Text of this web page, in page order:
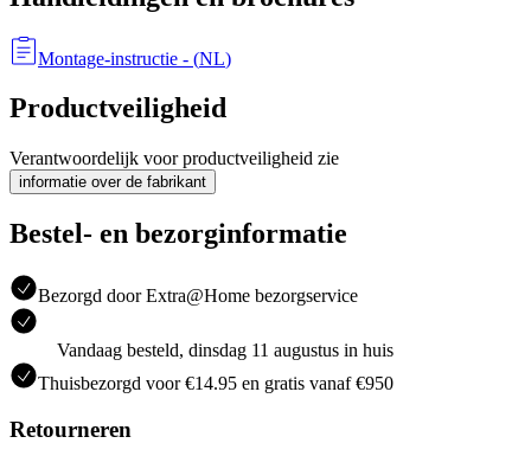
Montage-instructie - (NL)
Productveiligheid
Verantwoordelijk voor productveiligheid zie
informatie over de fabrikant
Bestel- en bezorginformatie
Bezorgd door Extra@Home bezorgservice
Vandaag besteld, dinsdag 11 augustus in huis
Thuisbezorgd voor €14.95 en gratis vanaf €950
Retourneren